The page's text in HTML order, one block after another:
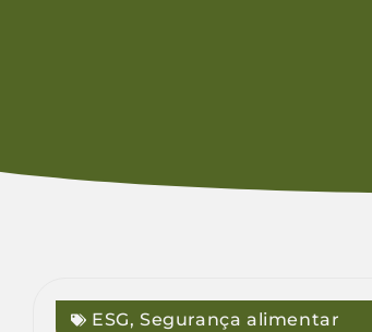
ESG,Segurança alimentar